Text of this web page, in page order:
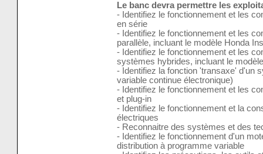
Le banc devra permettre les
- Identifiez le fonctionnement et les
en série
- Identifiez le fonctionnement et les
parallèle, incluant le modèle Honda
- Identifiez le fonctionnement et les
systèmes hybrides, incluant le
- Identifiez la fonction 'transaxe' d'un
variable continue électronique)
- Identifiez le fonctionnement et les
et plug-in
- Identifiez le fonctionnement et la
électriques
- Reconnaitre des systèmes et des
- Identifiez le fonctionnement d'un
distribution à programme variable